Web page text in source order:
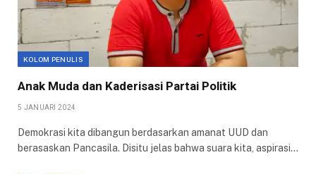
KOLOM PENULIS
Anak Muda dan Kaderisasi Partai Politik
5 JANUARI 2024
Demokrasi kita dibangun berdasarkan amanat UUD dan
berasaskan Pancasila. Disitu jelas bahwa suara kita, aspirasi…